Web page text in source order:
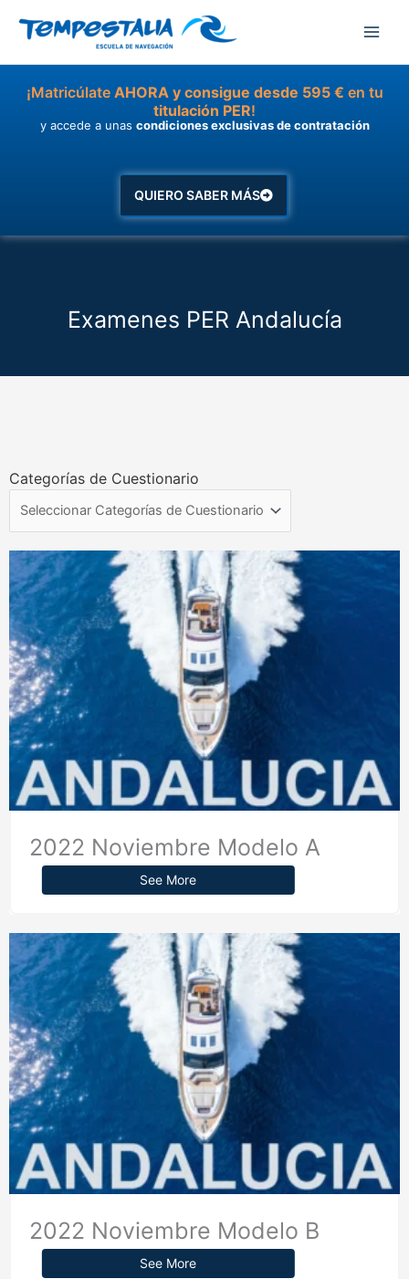
¡MatricúlateAHORA y consigue desde 595 € en tu
titulación PER!
y accede a unas condiciones exclusivas de contratación
QUIERO SABER MÁS
Examenes PER Andalucía
Categorías de Cuestionario
2022 Noviembre Modelo A
See More
2022 Noviembre Modelo B
See More